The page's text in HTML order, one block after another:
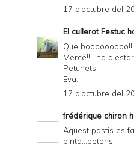
17 d’octubre del
El cullerot Festuc
Que
Mercè!!!! ha
Petunets,
Eva.
17 d’octubre del
frédérique chiron
Aquest pastis es
pinta...petons